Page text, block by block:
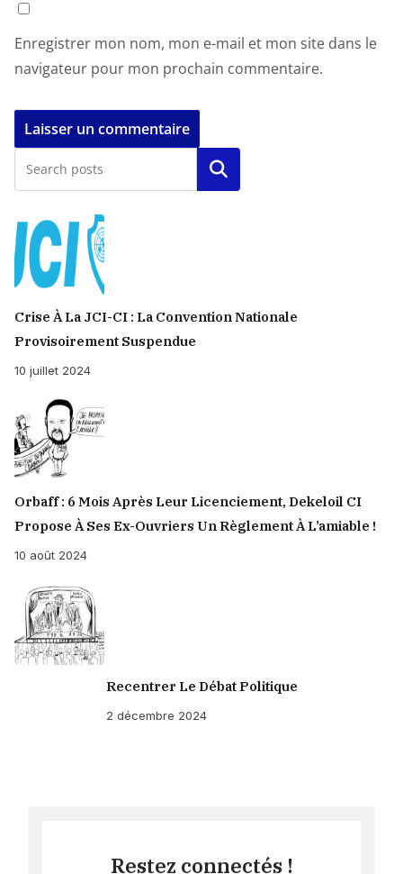
Enregistrer mon nom, mon e-mail et mon site dans le
navigateur pour mon prochain commentaire.
Rechercher
Crise À La JCI-CI : La Convention Nationale
Provisoirement Suspendue
10 juillet 2024
Orbaff : 6 Mois Après Leur Licenciement, Dekeloil CI
Propose À Ses Ex-Ouvriers Un Règlement À L’amiable !
10 août 2024
Recentrer Le Débat Politique
2 décembre 2024
Restez connectés !